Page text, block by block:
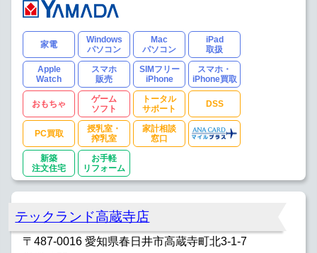
家電
Windows
パソコン
Mac
パソコン
iPad
取扱
Apple
Watch
スマホ
販売
SIMフリー
iPhone
スマホ・
iPhone買取
おもちゃ
ゲーム
ソフト
トータル
サポート
DSS
PC買取
授乳室・
搾乳室
家計相談
窓口
新築
注文住宅
お手軽
リフォーム
テックランド高蔵寺店
〒487-0016 愛知県春日井市高蔵寺町北3-1-7